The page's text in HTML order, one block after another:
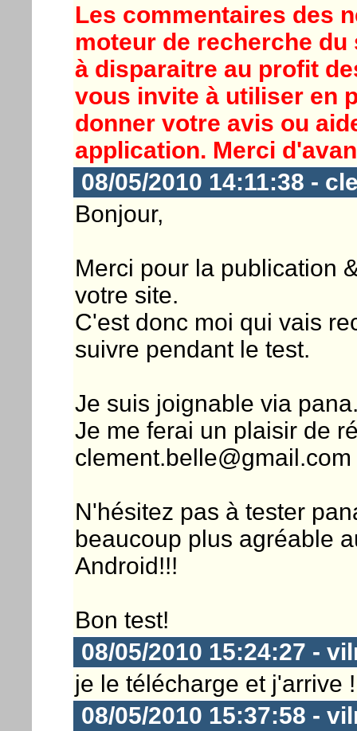
Les commentaires des
moteur de recherche
à disparaitre au profit
vous invite à utiliser en
donner votre avis ou
application. Merci
08/05/2010 14:11:38 -
Bonjour,
Merci pour la publication
votre site.
C'est donc moi qui vais
suivre pendant le test.
Je suis joignable via
Je me ferai un plaisir de
clement.belle@gmail.com
N'hésitez pas à tester
beaucoup plus agréable
Android!!!
Bon test!
08/05/2010 15:24:27 -
je le télécharge et j'arrive !
08/05/2010 15:37:58 -